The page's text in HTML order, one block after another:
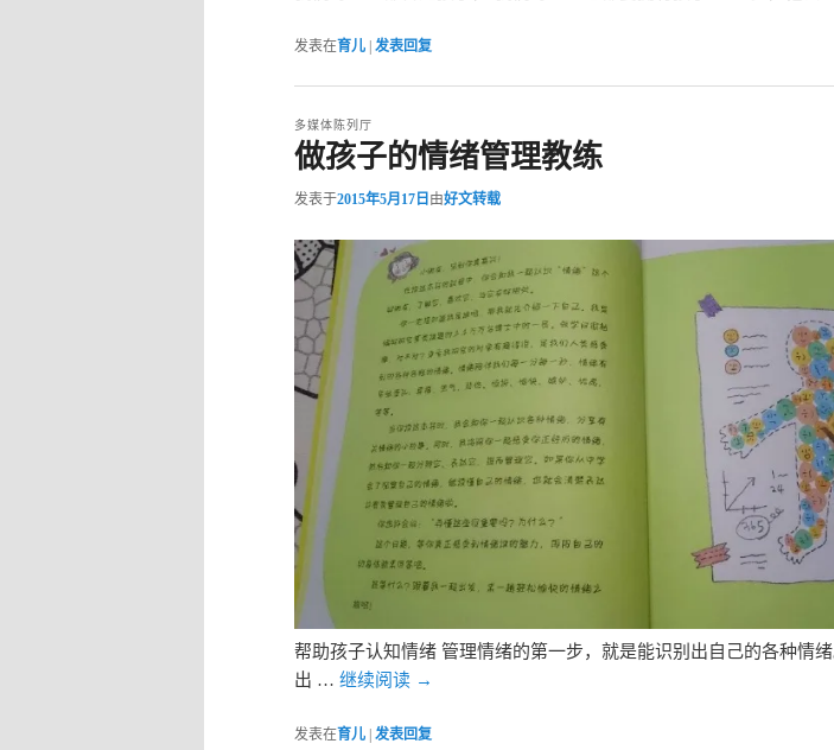
发表在育儿 | 发表回复
做孩子的情绪管理教练
多媒体陈列厅
发表于2015年5月17日 由好文转载
帮助孩子认知情绪 管理情绪的第一步，就是能识别出自己的各种情
出 … 继续阅读 →
发表在育儿 | 发表回复